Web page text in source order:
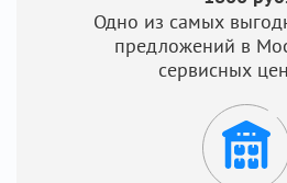
Одно из самых
предложений в
сервисных